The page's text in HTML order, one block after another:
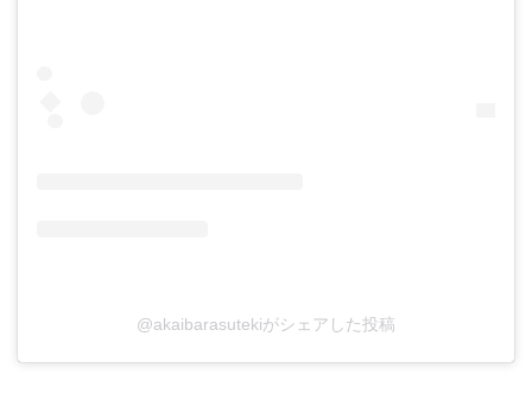
@akaibarasutekiがシェアした投稿